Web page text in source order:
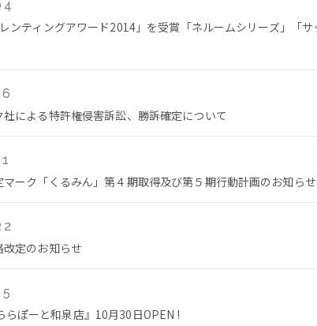
ンティングアワード2014」を受賞「ネルームシリーズ」「サ
による特許権侵害訴訟、勝訴確定について
ーク「くるみん」第４期取得及び第５期行動計画のお知らせ
改定のお知らせ
らぽーと和泉店』10月30日OPEN !